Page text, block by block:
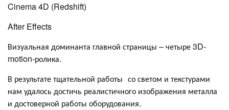
Cinema 4D (Redshift)
After Effects
Визуальная доминанта главной страницы – четыре 3D-
motion-ролика.
В результате тщательной работы со светом и текстурами
нам удалось достичь реалистичного изображения металла
и достоверной работы оборудования.